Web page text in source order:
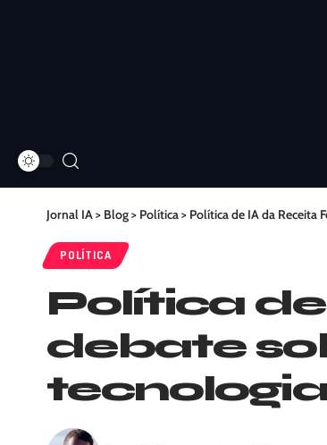
Jornal IA> Blog> Política> Política de IA da Receita
POLÍTICA
Política
debate